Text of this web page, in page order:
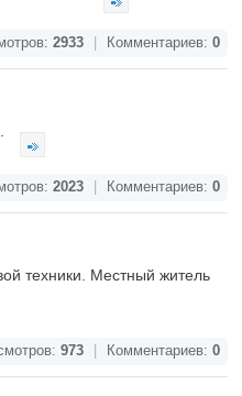
2933 Комментариев: 0
2023 Комментариев: 0
техники. Местный житель
973 Комментариев: 0